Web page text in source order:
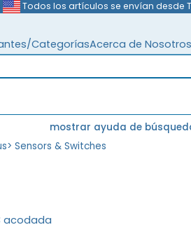
Todos los artículos se envían desde
CategoríasAcerca de
mostrar ayuda de
> Sensors & Switches
acodada